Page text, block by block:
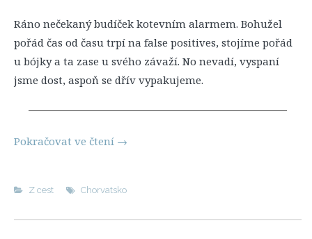
Ráno nečekaný budíček kotevním alarmem. Bohužel
pořád čas od času trpí na false positives, stojíme pořád
u bójky a ta zase u svého závaží. No nevadí, vyspaní
jsme dost, aspoň se dřív vypakujeme.
Pokračovat ve čtení →
Z cest Chorvatsko